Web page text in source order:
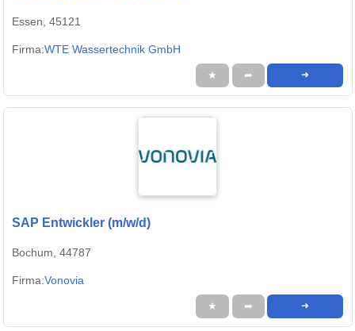
Essen, 45121
Firma:WTE Wassertechnik GmbH
★ ➦ ➜
SAP Entwickler (m/w/d)
Bochum, 44787
Firma:Vonovia
★ ➦ ➜